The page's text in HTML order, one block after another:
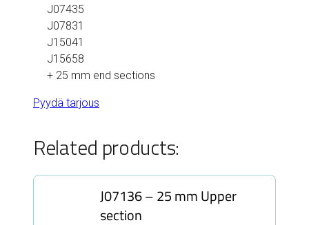
J07435
J07831
J15041
J15658
+ 25 mm end sections
Pyydä tarjous
Related products:
J07136 – 25 mm Upper
section